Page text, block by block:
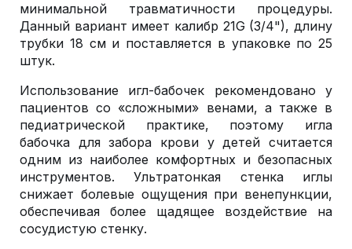
минимальной травматичности процедуры.
Данный вариант имеет калибр 21G (3/4"), длину
трубки 18 см и поставляется в упаковке по 25
штук.
Использование игл-бабочек рекомендовано у
пациентов со «сложными» венами, а также в
педиатрической практике, поэтому игла
бабочка для забора крови у детей считается
одним из наиболее комфортных и безопасных
инструментов. Ультратонкая стенка иглы
снижает болевые ощущения при венепункции,
обеспечивая более щадящее воздействие на
сосудистую стенку.